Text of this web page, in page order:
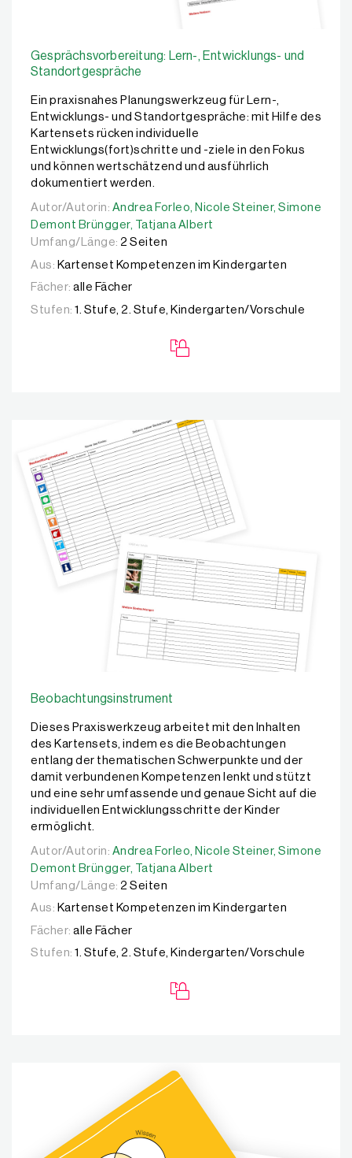
Gesprächsvorbereitung: Lern-, Entwicklungs- und
Standortgespräche
Ein praxisnahes Planungswerkzeug für Lern-,
Entwicklungs- und Standortgespräche: mit Hilfe des
Kartensets rücken individuelle
Entwicklungs(fort)schritte und -ziele in den Fokus
und können wertschätzend und ausführlich
dokumentiert werden.
Autor/Autorin: Andrea Forleo, Nicole Steiner, Simone
Autor/Autorin: Andrea Forleo, Nicole Steiner, Simone
Demont Brüngger,
Tatjana Albert
Umfang/Länge: 2 Seiten
Aus: Kartenset Kompetenzen im Kindergarten
Fächer: alle Fächer
Stufen: 1. Stufe, 2. Stufe, Kindergarten/Vorschule
Beobachtungsinstrument
Dieses Praxiswerkzeug arbeitet mit den Inhalten
des Kartensets, indem es die Beobachtungen
entlang der thematischen Schwerpunkte und der
damit verbundenen Kompetenzen lenkt und stützt
und eine sehr umfassende und genaue Sicht auf die
individuellen Entwicklungsschritte der Kinder
ermöglicht.
Autor/Autorin: Andrea Forleo, Nicole Steiner, Simone
Autor/Autorin: Andrea Forleo, Nicole Steiner, Simone
Demont Brüngger, Tatjana Albert
Umfang/Länge: 2 Seiten
Aus: Kartenset Kompetenzen im Kindergarten
Fächer: alle Fächer
Stufen: 1. Stufe, 2. Stufe, Kindergarten/Vorschule